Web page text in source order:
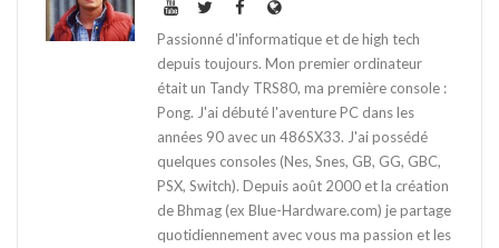
Passionné d'informatique et de high tech
depuis toujours. Mon premier ordinateur
était un Tandy TRS80, ma première console :
Pong. J'ai débuté l'aventure PC dans les
années 90 avec un 486SX33. J'ai possédé
quelques consoles (Nes, Snes, GB, GG, GBC,
PSX, Switch). Depuis août 2000 et la création
de Bhmag (ex Blue-Hardware.com) je partage
quotidiennement avec vous ma passion et les